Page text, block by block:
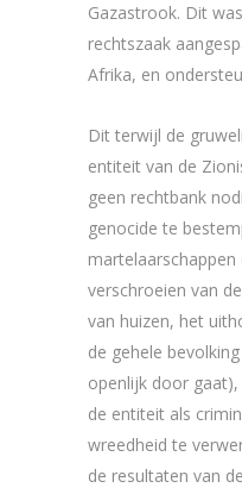
Gazastrook. Dit
rechtszaak
Afrika, en
Dit terwijl de
entiteit van de
geen rechtbank
genocide te
verschroeien van
van huizen, het
de gehele
openlijk door
de entiteit als
wreedheid te
de resultaten van